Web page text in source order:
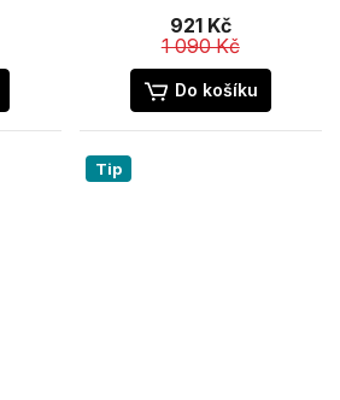
921 Kč
1 090 Kč
Do košíku
Tip